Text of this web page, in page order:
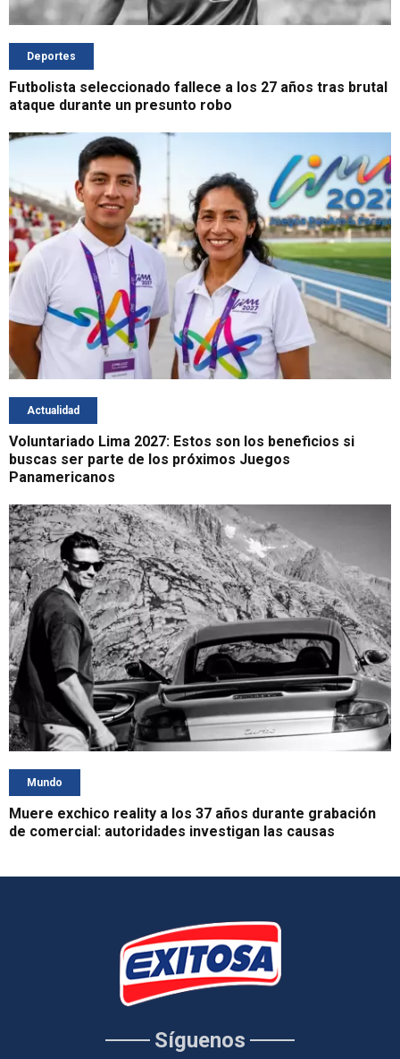
Deportes
Futbolista seleccionado fallece a los 27 años tras brutal
ataque durante un presunto robo
Actualidad
Voluntariado Lima 2027: Estos son los beneficios si
buscas ser parte de los próximos Juegos
Panamericanos
Mundo
Muere exchico reality a los 37 años durante grabación
de comercial: autoridades investigan las causas
Síguenos